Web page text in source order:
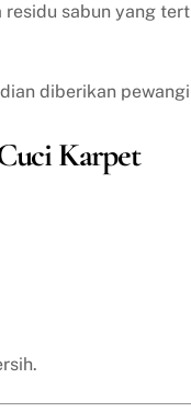
residu sabun yang
diberikan
Karpet